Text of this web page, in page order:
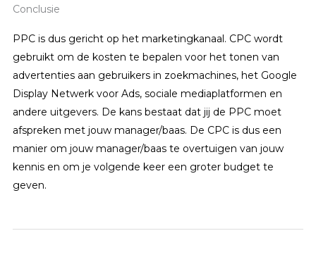
Conclusie
PPC is dus gericht op het marketingkanaal. CPC wordt
gebruikt om de kosten te bepalen voor het tonen van
advertenties aan gebruikers in zoekmachines, het Google
Display Netwerk voor Ads, sociale mediaplatformen en
andere uitgevers. De kans bestaat dat jij de PPC moet
afspreken met jouw manager/baas. De CPC is dus een
manier om jouw manager/baas te overtuigen van jouw
kennis en om je volgende keer een groter budget te
geven.